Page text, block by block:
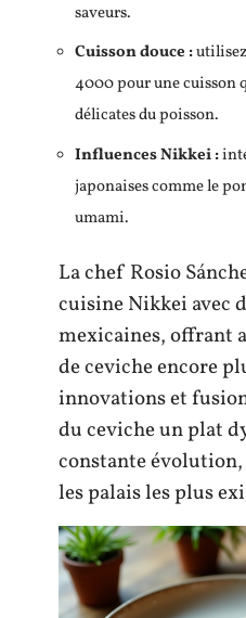
saveurs.
Cuisson douce :
4000 pour une cuisson
délicates du poisson.
Influences Nikkei :
japonaises comme le
umami.
La chef Rosio
cuisine Nikkei avec
mexicaines, offrant
de ceviche encore
innovations et
du ceviche un plat
constante
les palais les plus